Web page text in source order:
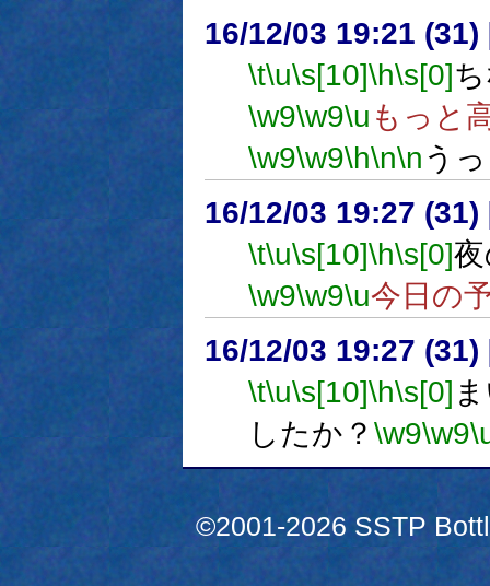
16/12/03 19:21 (31)
\t\u\s[10]\h\s[0]
\w9\w9\u もっと
\w9\w9\h\n\n う
16/12/03 19:27 (31)
\t\u\s[10]\h\s[0]
\w9\w9\u今日の
16/12/03 19:27 (31)
\t\u\s[10]\h\s[0]
したか？ \w9\w9
©2001-2026 SSTP